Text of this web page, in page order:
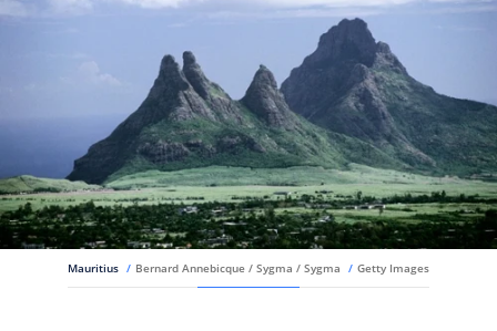
Mauritius / Bernard Annebicque / Sygma / Sygma / Getty Images